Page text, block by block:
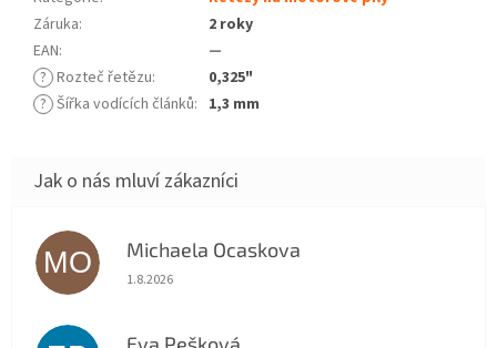
Záruka:
2 roky
EAN:
—
? Rozteč řetězu:
0,325"
? Šířka vodících článků: 1,3 mm
MO Michaela Ocaskova
Hodnocení obchodu je 5 z 5 hvězdiček.
1.8.2026